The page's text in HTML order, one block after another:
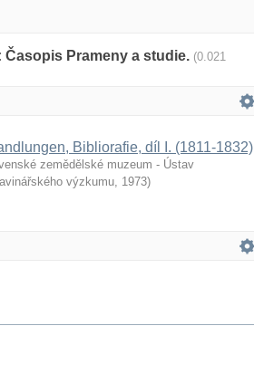
Prameny a studie. (0.021
Bibliorafie, díl I. (1811-1832)
zemědělské muzeum - Ústav
výzkumu, 1973)